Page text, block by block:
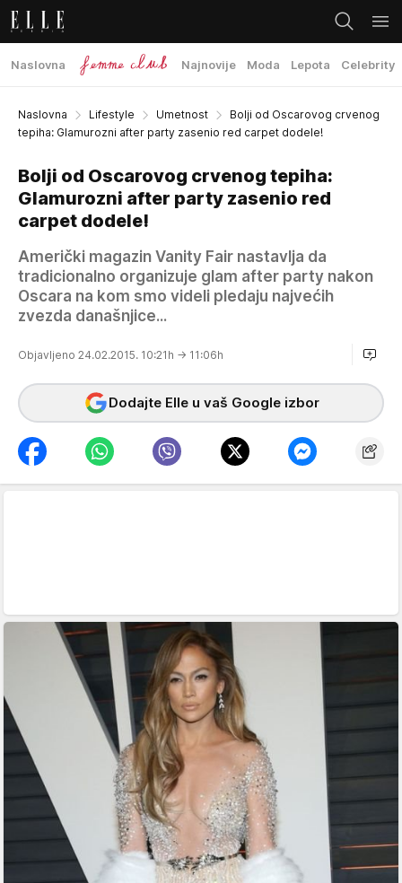
Naslovna Najnovije Moda Lepota Celebrity
Naslovna Lifestyle Umetnost
Bolji od Oscarovog crvenog
tepiha: Glamurozni after party zasenio red carpet dodele!
Bolji od Oscarovog crvenog tepiha:
Glamurozni after party zasenio red
carpet dodele!
Američki magazin Vanity Fair nastavlja da
tradicionalno organizuje glam after party nakon
Oscara na kom smo videli pledaju najvećih
zvezda današnjice...
Objavljeno 24.02.2015. 10:21h → 11:06h
Dodajte Elle u vaš Google izbor